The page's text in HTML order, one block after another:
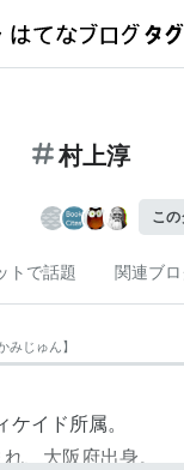
村上淳
この
トで話題 関連ブ
みじゅん】
イド所属。
、大阪府出身。